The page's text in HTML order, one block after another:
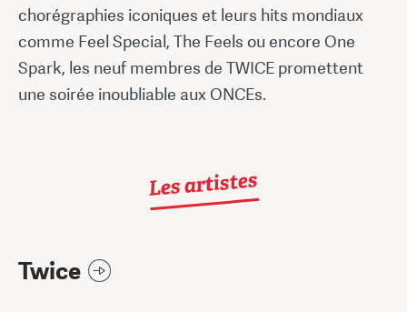
chorégraphies iconiques et leurs hits mondiaux
comme Feel Special, The Feels ou encore One
Spark, les neuf membres de TWICE promettent
une soirée inoubliable aux ONCEs.
Les artistes
Twice